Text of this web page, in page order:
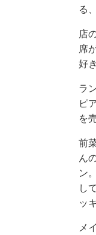
る
店
席
好
ラ
ピ
を
前
ん
ン
し
ッ
メ